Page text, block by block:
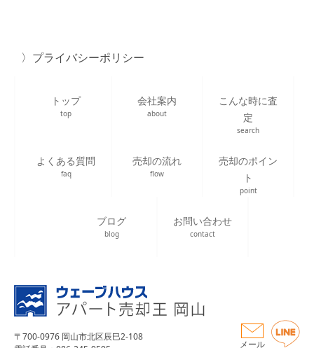
プライバシーポリシー
トップ
top
会社案内
about
こんな時に査
定
search
よくある質問
faq
売却の流れ
flow
売却のポイン
ト
point
ブログ
blog
お問い合わせ
contact
〒700-0976 岡山市北区辰巳2-108
メール